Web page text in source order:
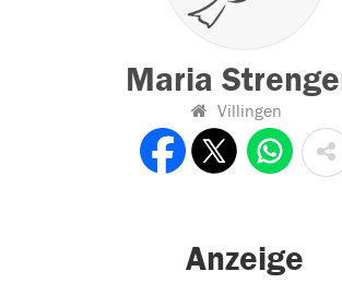
Maria
Villingen
Anzeige